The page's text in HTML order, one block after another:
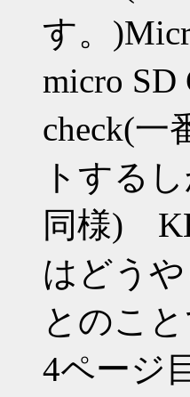
す。
micro
check(
トする
同様)
はどう
とのこ
4ページ